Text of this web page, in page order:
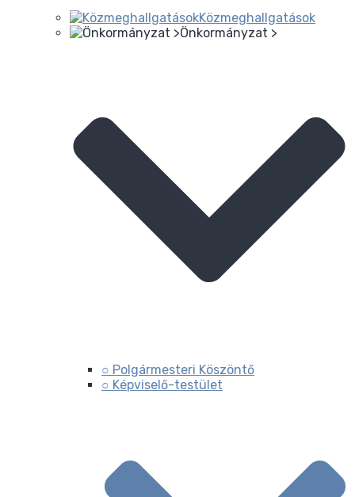
Közmeghallgatások
Önkormányzat >
○ Polgármesteri Köszöntő
○ Képviselő-testület